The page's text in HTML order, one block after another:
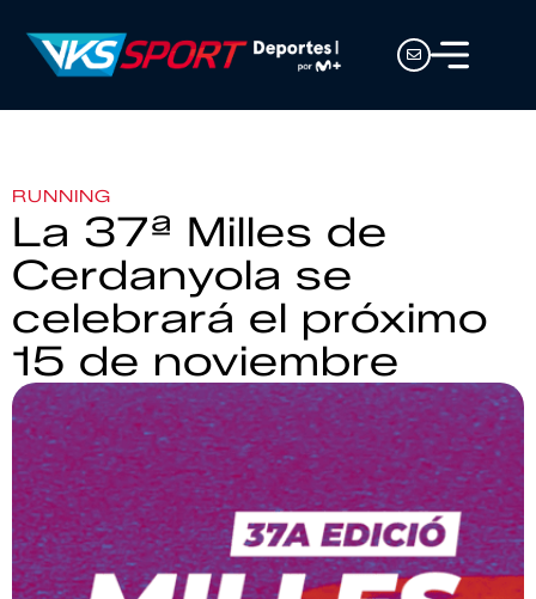
RUNNING
La 37ª Milles de
Cerdanyola se
celebrará el próximo
15 de noviembre